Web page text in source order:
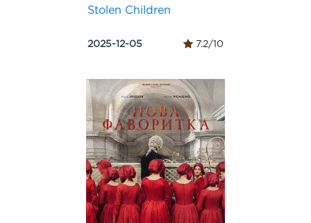
Stolen Children
2025-12-05 7.2/10